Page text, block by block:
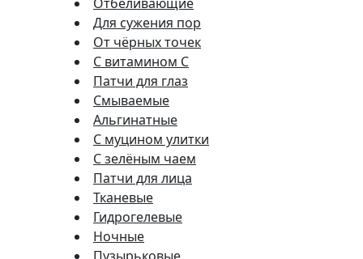
Отбеливающие
Для сужения пор
От чёрных точек
С витамином C
Патчи для глаз
Смываемые
Альгинатные
С муцином улитки
С зелёным чаем
Патчи для лица
Тканевые
Гидрогелевые
Ночные